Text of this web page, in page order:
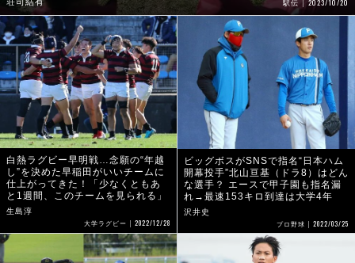
駅伝
白熱ラグビー早明戦…念願の“年越
し”を決めた早稲田がいいチームに
仕上がってきた！「少なくともあ
と1週間、このチームを見られる」
生島淳
大学ラグビー 2022/12/28
ビッグボスがSNSで指名“日本ハム
開幕投手”北山亘基（ドラ8）はどん
な選手？ エースで甲子園も指名漏
れ→最速153キロ到達は大学4年
沢井史
プロ野球 2022/03/25